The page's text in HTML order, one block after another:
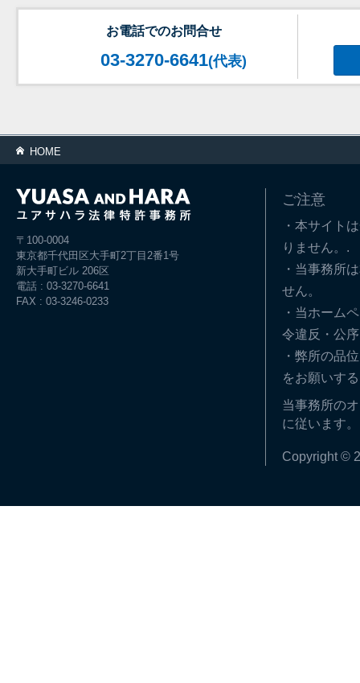
お電話でのお問合せ
03-3270-6641(代表)
HOME
〒100-0004
東京都千代田区大手町2丁目2番1号
新大手町ビル 206区
電話 : 03-3270-6641
FAX : 03-3246-0233
ご注意
・本サイト
りません。.
・当事務所
せん。
・当ホーム
令違反・公
・弊所の品
をお願いす
当事務所の
に従います。
Copyright ©